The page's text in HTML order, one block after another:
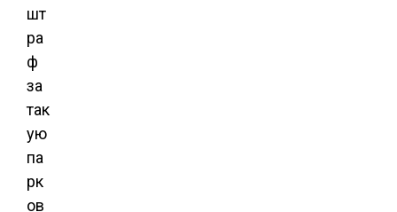
шт
ра
ф
за
так
ую
па
рк
ов